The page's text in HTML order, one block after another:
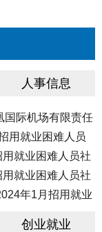
人事信息
国际机场有限责任
用就业困难人员
就业困难人员社
就业困难人员社
年1月招用就业
创业就业